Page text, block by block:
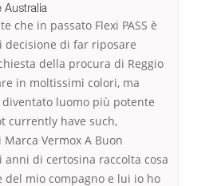
Australia
che in passato Flexi PASS è
decisione di far riposare
della procura di Reggio
in moltissimi colori, ma
diventato luomo più potente
currently have such,
Vermox A Buon
di certosina raccolta cosa
del mio compagno e lui io ho